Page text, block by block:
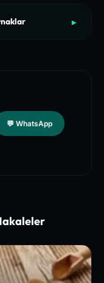
▶
Medicine Guidel
Management
💬 WhatsApp